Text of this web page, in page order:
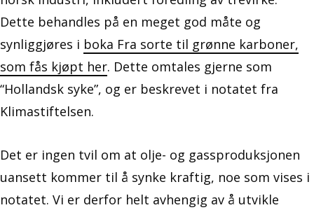
Dette behandles på en meget god måte og
synliggjøres i boka Fra sorte til grønne karboner,
som fås kjøpt her. Dette omtales gjerne som
“Hollandsk syke”, og er beskrevet i notatet fra
Klimastiftelsen.
Det er ingen tvil om at olje- og gassproduksjonen
uansett kommer til å synke kraftig, noe som vises i
notatet. Vi er derfor helt avhengig av å utvikle